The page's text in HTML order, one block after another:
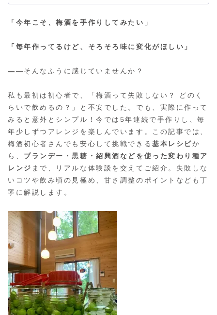
「今年こそ、梅酒を手作りしてみたい」
「毎年作ってるけど、そろそろ味に変化がほしい」
――そんなふうに感じていませんか？
私も最初は初心者で、「梅酒って失敗しない？ どのく
らいで飲めるの？」と不安でした。でも、実際に作って
みると意外とシンプル！今では5年連続で手作りし、毎
年少しずつアレンジを楽しんでいます。この記事では、
梅酒初心者さんでも安心して挑戦できる基本レシピか
ら、 ブランデー・黒糖・紹興酒などを使った変わり種ア
レンジ まで、リアルな体験談を交えてご紹介。失敗しな
いコツや飲み頃の見極め、甘さ調整のポイントなども丁
寧に解説します。